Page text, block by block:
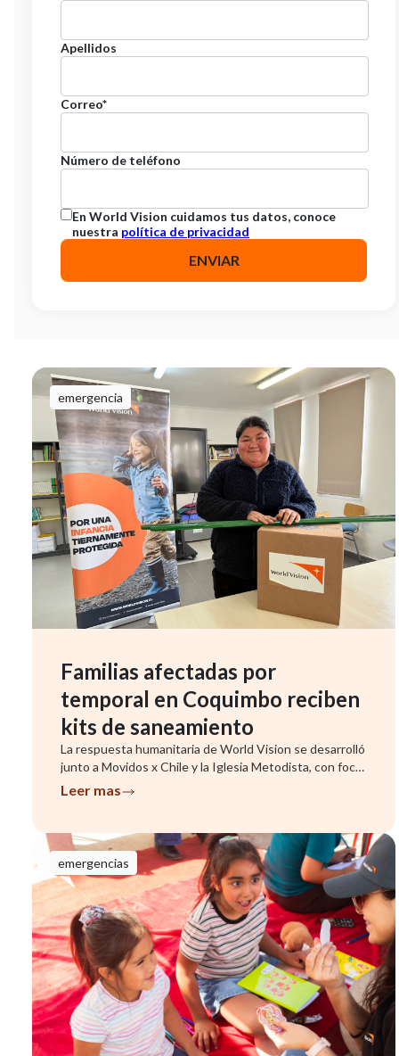
Apellidos
Correo*
Número de teléfono
En World Vision cuidamos tus datos, conoce
nuestra política de privacidad
emergencia
Familias afectadas por
temporal en Coquimbo reciben
kits de saneamiento
La respuesta humanitaria de World Vision se desarrolló
junto a Movidos x Chile y la Iglesia Metodista, con foco
en famil...
Leer mas
emergencias